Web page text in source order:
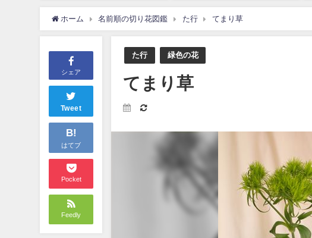
ホーム 名前順の切り花図鑑 た行 てまり草
シェア
Tweet
B!
はてブ
Pocket
Feedly
た行 緑色の花
てまり草